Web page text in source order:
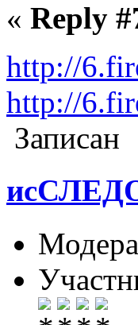
« Reply
http://
http://
Записан